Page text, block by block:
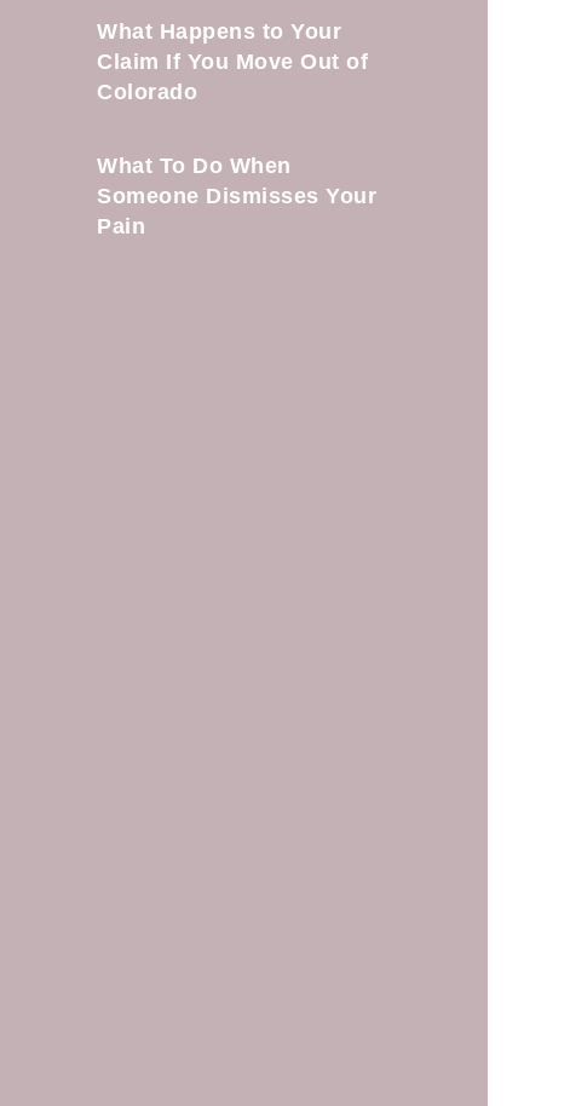
What Happens to Your
Claim If You Move Out of
Colorado
What To Do When
Someone Dismisses Your
Pain